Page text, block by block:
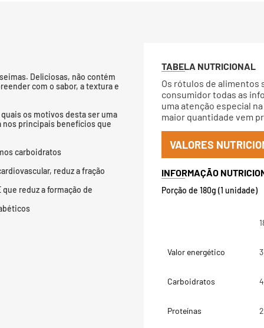
Deliciosas, não contém
com o sabor, a textura e
os motivos desta ser uma
nos principais benefícios que
carboidratos
reduz a fração
reduz a formação de
TABELA NUTRICIONAL
Os rótulos de alimentos
consumidor todas as
uma atenção especial
maior quantidade vem
VALORES
Porção de 180g (1 unidade)
Valor energético
Carboidratos
Proteínas